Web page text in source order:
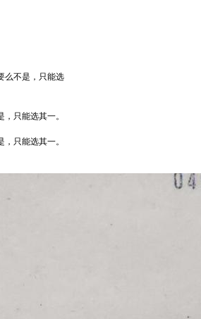
么不是，只能选
只能选其一。
只能选其一。